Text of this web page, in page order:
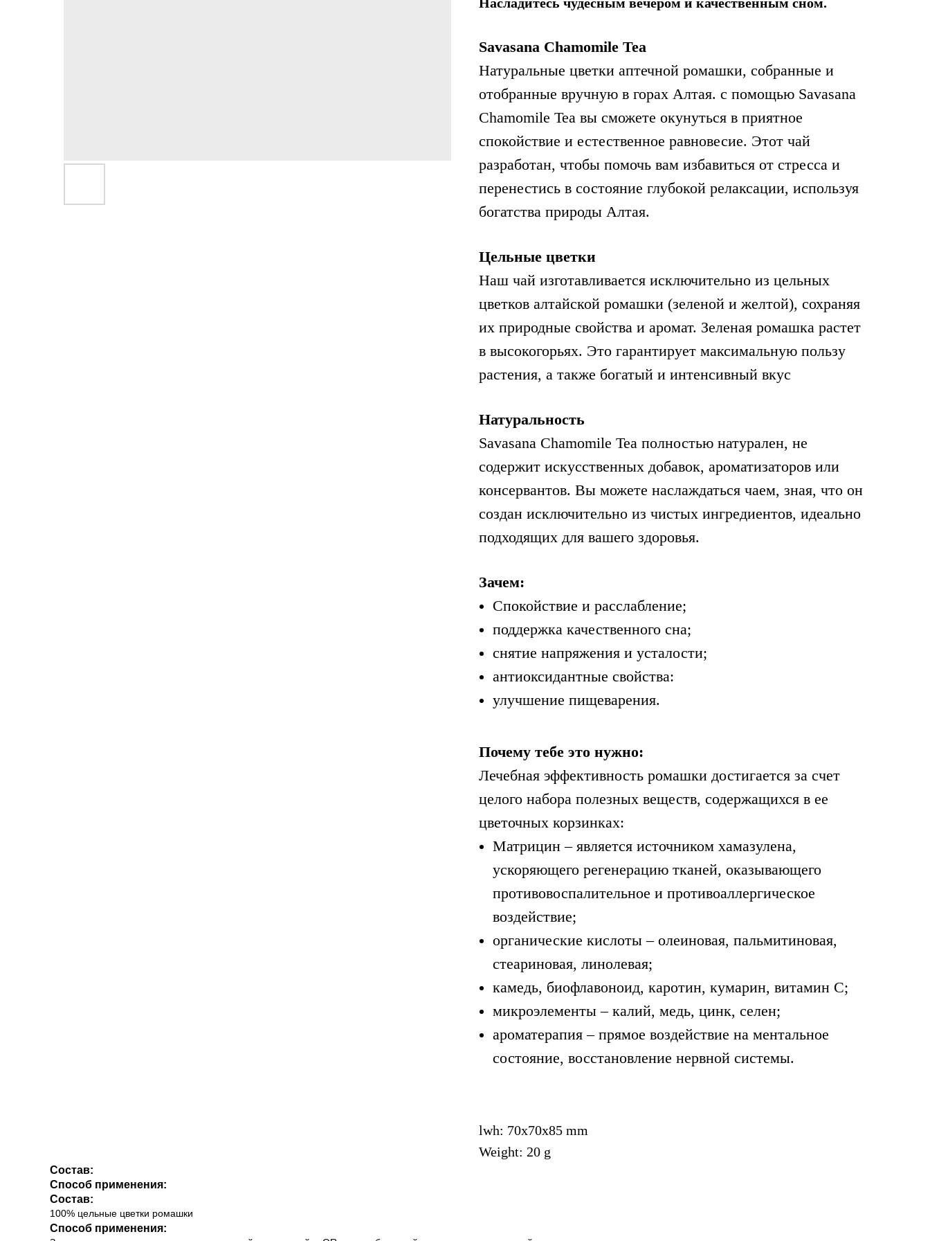
Savasana Chamomile Tea
Натуральные цветки аптечной ромашки, собранные и
отобранные вручную в горах Алтая. с помощью Savasana
Chamomile Tea вы сможете окунуться в приятное
спокойствие и естественное равновесие. Этот чай
разработан, чтобы помочь вам избавиться от стресса и
перенестись в состояние глубокой релаксации, используя
богатства природы Алтая.
Цельные цветки
Наш чай изготавливается исключительно из цельных
цветков алтайской ромашки (зеленой и желтой), сохраняя
их природные свойства и аромат. Зеленая ромашка растет
в высокогорьях. Это гарантирует максимальную пользу
растения, а также богатый и интенсивный вкус
Натуральность
Savasana Chamomile Tea полностью натурален, не
содержит искусственных добавок, ароматизаторов или
консервантов. Вы можете наслаждаться чаем, зная, что он
создан исключительно из чистых ингредиентов, идеально
подходящих для вашего здоровья.
Зачем:
Спокойствие и расслабление;
поддержка качественного сна;
снятие напряжения и усталости;
антиоксидантные свойства:
улучшение пищеварения.
Почему тебе это нужно:
Лечебная эффективность ромашки достигается за счет
целого набора полезных веществ, содержащихся в ее
цветочных корзинках:
Матрицин – является источником хамазулена,
ускоряющего регенерацию тканей, оказывающего
противовоспалительное и противоаллергическое
воздействие;
органические кислоты – олеиновая, пальмитиновая,
стеариновая, линолевая;
камедь, биофлавоноид, каротин, кумарин, витамин С;
микроэлементы – калий, медь, цинк, селен;
ароматерапия – прямое воздействие на ментальное
состояние, восстановление нервной системы.
lwh: 70x70x85 mm
Weight: 20 g
Состав:
Способ применения:
Состав:
100% цельные цветки ромашки
Способ применения: